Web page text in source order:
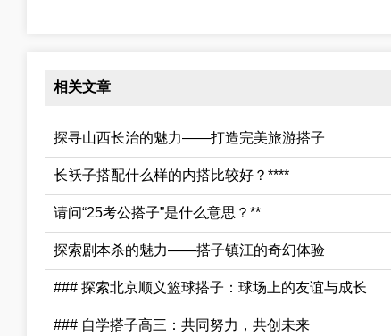
相关文章
探寻山西长治的魅力——打造完美旅游搭子
长袄子搭配什么样的内搭比较好？****
请问“25考公搭子”是什么意思？**
探索剧本杀的魅力——搭子镇江的奇幻体验
### 探索北京顺义篮球搭子：球场上的友谊与成长
### 自学搭子高三：共同努力，共创未来